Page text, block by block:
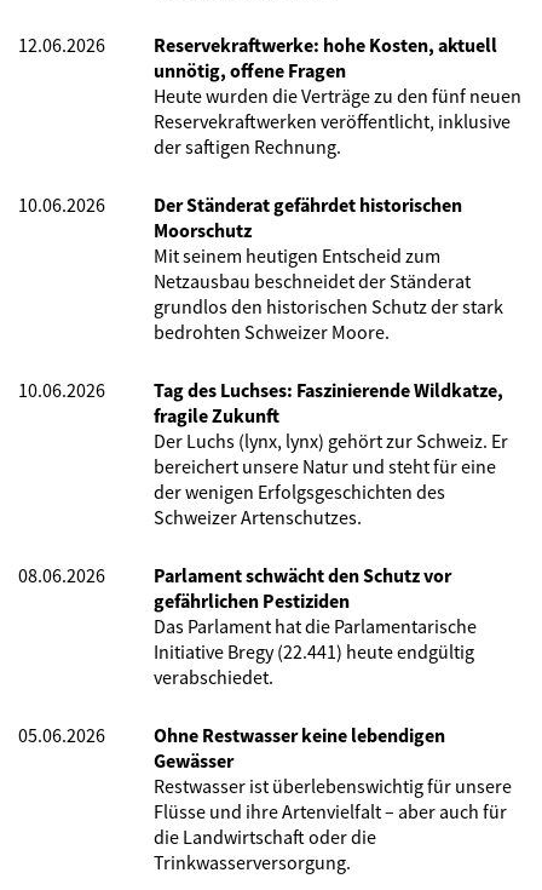
12.06.2026
Reservekraftwerke: hohe Kosten, aktuell
unnötig, offene Fragen
Heute wurden die Verträge zu den fünf neuen
Reservekraftwerken veröffentlicht, inklusive
der saftigen Rechnung.
10.06.2026
Der Ständerat gefährdet historischen
Moorschutz
Mit seinem heutigen Entscheid zum
Netzausbau beschneidet der Ständerat
grundlos den historischen Schutz der stark
bedrohten Schweizer Moore.
10.06.2026
Tag des Luchses: Faszinierende Wildkatze,
fragile Zukunft
Der Luchs (lynx, lynx) gehört zur Schweiz. Er
bereichert unsere Natur und steht für eine
der wenigen Erfolgsgeschichten des
Schweizer Artenschutzes.
08.06.2026
Parlament schwächt den Schutz vor
gefährlichen Pestiziden
Das Parlament hat die Parlamentarische
Initiative Bregy (22.441) heute endgültig
verabschiedet.
05.06.2026
Ohne Restwasser keine lebendigen
Gewässer
Restwasser ist überlebenswichtig für unsere
Flüsse und ihre Artenvielfalt – aber auch für
die Landwirtschaft oder die
Trinkwasserversorgung.